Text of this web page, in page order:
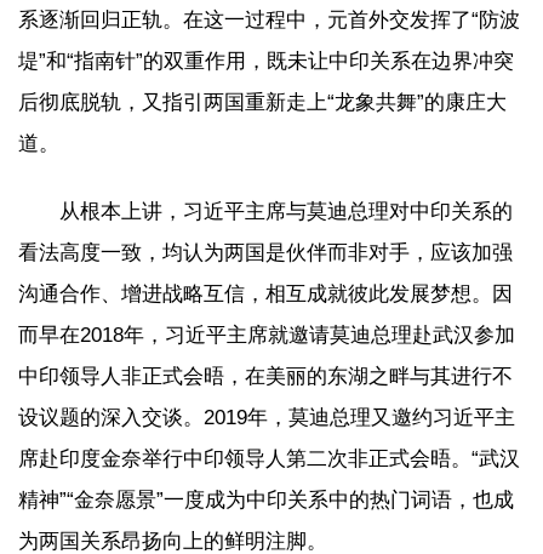
系逐渐回归正轨。在这一过程中，元首外交发挥了“防波
堤”和“指南针”的双重作用，既未让中印关系在边界冲突
后彻底脱轨，又指引两国重新走上“龙象共舞”的康庄大
道。
从根本上讲，习近平主席与莫迪总理对中印关系的
看法高度一致，均认为两国是伙伴而非对手，应该加强
沟通合作、增进战略互信，相互成就彼此发展梦想。因
而早在2018年，习近平主席就邀请莫迪总理赴武汉参加
中印领导人非正式会晤，在美丽的东湖之畔与其进行不
设议题的深入交谈。2019年，莫迪总理又邀约习近平主
席赴印度金奈举行中印领导人第二次非正式会晤。“武汉
精神”“金奈愿景”一度成为中印关系中的热门词语，也成
为两国关系昂扬向上的鲜明注脚。